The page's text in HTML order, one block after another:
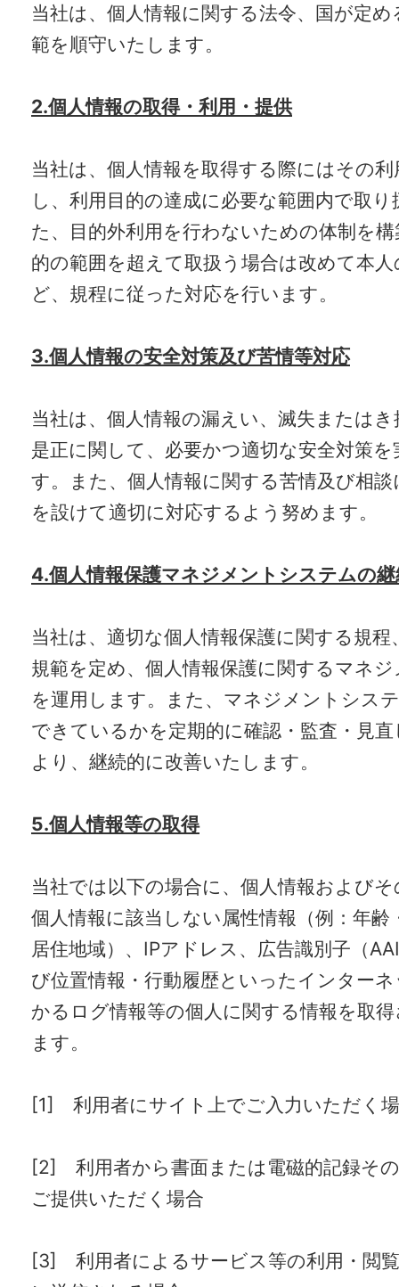
当社は、個人情報に関する法令、国が定
範を順守いたします。
2.個人情報の取得・利用・提供
当社は、個人情報を取得する際にはその
し、利用目的の達成に必要な範囲内で取
た、目的外利用を行わないための体制を
的の範囲を超えて取扱う場合は改めて本
ど、規程に従った対応を行います。
3.個人情報の安全対策及び苦情等対応
当社は、個人情報の漏えい、滅失または
是正に関して、必要かつ適切な安全対策
す。また、個人情報に関する苦情及び相
を設けて適切に対応するよう努めます。
4.個人情報保護マネジメントシステムの継
当社は、適切な個人情報保護に関する規程
規範を定め、個人情報保護に関するマネ
を運用します。また、マネジメントシス
できているかを定期的に確認・監査・見
より、継続的に改善いたします。
5.個人情報等の取得
当社では以下の場合に、個人情報および
個人情報に該当しない属性情報（例：年齢
居住地域）、IPアドレス、広告識別子（
び位置情報・行動履歴といったインター
かるログ情報等の個人に関する情報を取
ます。
[1] 利用者にサイト上でご入力いただく
[2] 利用者から書面または電磁的記録そ
ご提供いただく場合
[3] 利用者によるサービス等の利用・閲